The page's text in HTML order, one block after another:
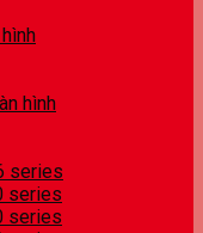
hình
series
series
series